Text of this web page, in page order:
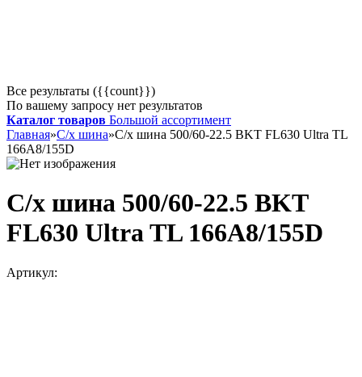
Все результаты ({{count}})
По вашему запросу нет результатов
Каталог товаров Большой ассортимент
Главная»С/х шина»С/х шина 500/60-22.5 BKT FL630 Ultra TL
166A8/155D
С/х шина 500/60-22.5 BKT
FL630 Ultra TL 166A8/155D
Артикул: